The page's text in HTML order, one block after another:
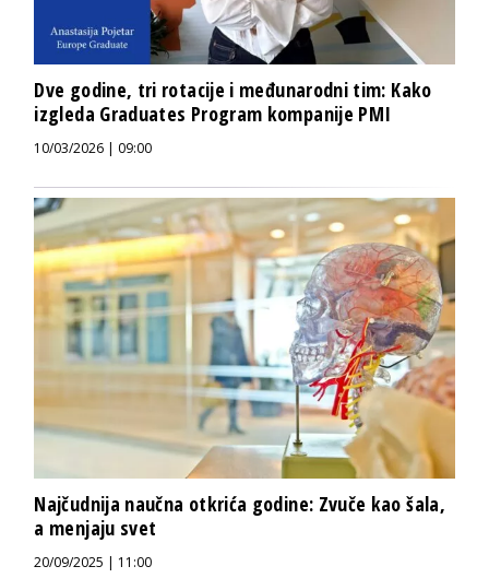
Dve godine, tri rotacije i međunarodni tim: Kako
izgleda Graduates Program kompanije PMI
10/03/2026 | 09:00
Najčudnija naučna otkrića godine: Zvuče kao šala,
a menjaju svet
20/09/2025 | 11:00